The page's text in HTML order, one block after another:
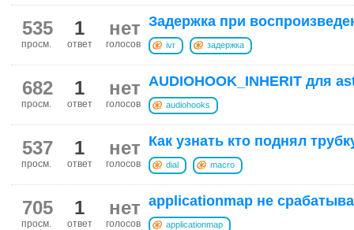
нет
голосов
1
ответ
535
просм.
Задержка при
ivr задержка
нет
голосов
1
ответ
682
просм.
AUDIOHOOK_INHERIT для
audiohooks
нет
голосов
1
ответ
537
просм.
Как узнать кто поднял
dial macro
нет
голосов
1
ответ
705
просм.
applicationmap не
applicationmap